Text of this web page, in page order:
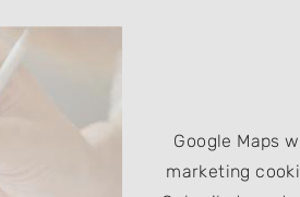
Google Maps
marketing